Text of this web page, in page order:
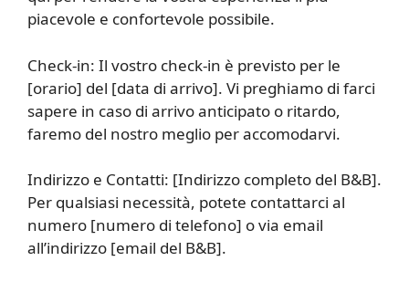
piacevole e confortevole possibile.
Check-in: Il vostro check-in è previsto per le
[orario] del [data di arrivo]. Vi preghiamo di farci
sapere in caso di arrivo anticipato o ritardo,
faremo del nostro meglio per accomodarvi.
Indirizzo e Contatti: [Indirizzo completo del B&B].
Per qualsiasi necessità, potete contattarci al
numero [numero di telefono] o via email
all’indirizzo [email del B&B].